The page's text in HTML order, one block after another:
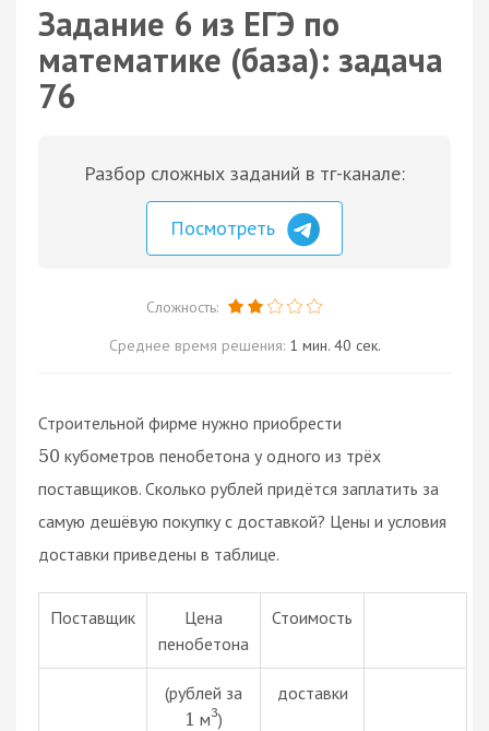
Задание 6 из ЕГЭ по
математике (база): задача
76
Разбор сложных заданий в тг-канале:
Посмотреть
Сложность:
Среднее время решения: 1 мин. 40 сек.
Строительной фирме нужно приобрести
50 кубометров пенобетона у одного из трёх
поставщиков. Сколько рублей придётся заплатить за
самую дешёвую покупку с доставкой? Цены и условия
доставки приведены в таблице.
Поставщик
Цена
пенобетона
Стоимость
(рублей за
1 м3)
доставки